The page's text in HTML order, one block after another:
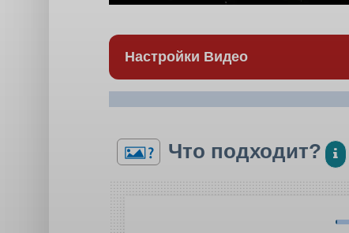
Настройки Видео
Что подходит?